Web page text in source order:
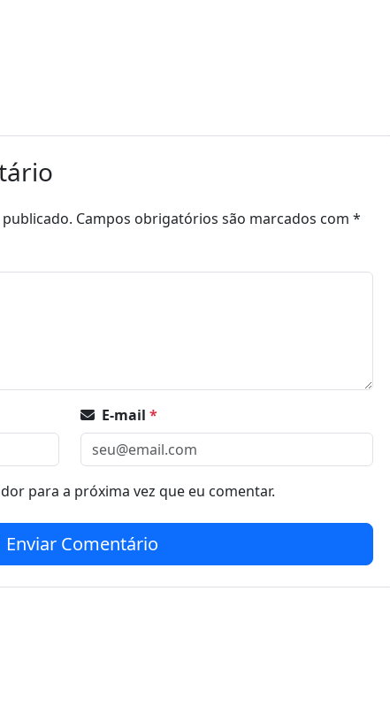
Campos obrigatórios são marcados com *
E-mail *
para a próxima vez que eu comentar.
Enviar Comentário